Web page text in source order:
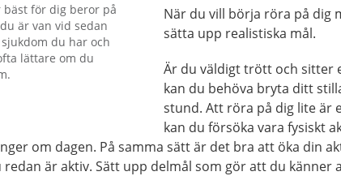
bäst för dig beror på
är van vid sedan
du har och
lättare om du
När du vill börja röra på dig
sätta upp realistiska mål.
Är du väldigt trött och sitter
kan du behöva bryta ditt
stund. Att röra på dig lite är
kan du försöka vara fysiskt
om dagen. På samma sätt är det bra att öka din
redan är aktiv. Sätt upp delmål som gör att du känner